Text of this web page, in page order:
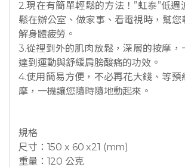
2.現在有簡單輕鬆的方法！”虹泰”低
鬆在辦公室、做家事、看電視時，幫
解身體疲勞。
3.從裡到外的肌肉放鬆，深層的按摩，
達到運動與舒緩肩膀酸痛的功效。
4.使用簡易方便，不必再花大錢、等預
摩，一機讓您隨時隨地動起來。
規格
尺寸：150 x 60 x21 (mm)
重量：120 公克